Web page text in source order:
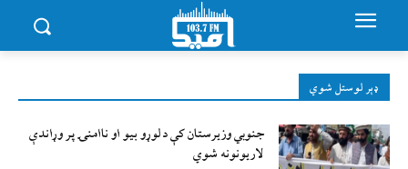
ډېر لوستل شوي
جنوبي وزیرستان کې د لوړو بیو او ناامنۍ پر وړاندې
لاريونونه شوي